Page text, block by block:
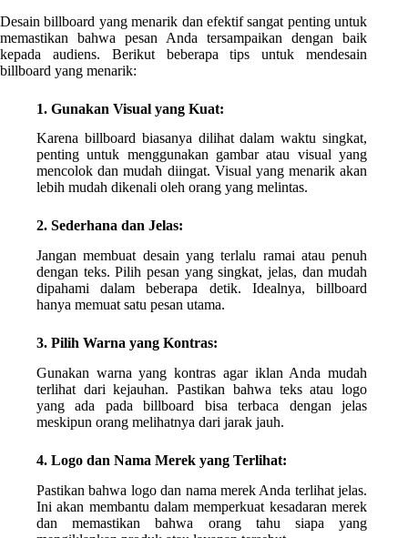
Desain billboard yang menarik dan efektif sangat penting untuk
memastikan bahwa pesan Anda tersampaikan dengan baik
kepada audiens. Berikut beberapa tips untuk mendesain
billboard yang menarik:
1. Gunakan Visual yang Kuat:
Karena billboard biasanya dilihat dalam waktu singkat,
penting untuk menggunakan gambar atau visual yang
mencolok dan mudah diingat. Visual yang menarik akan
lebih mudah dikenali oleh orang yang melintas.
2. Sederhana dan Jelas:
Jangan membuat desain yang terlalu ramai atau penuh
dengan teks. Pilih pesan yang singkat, jelas, dan mudah
dipahami dalam beberapa detik. Idealnya, billboard
hanya memuat satu pesan utama.
3. Pilih Warna yang Kontras:
Gunakan warna yang kontras agar iklan Anda mudah
terlihat dari kejauhan. Pastikan bahwa teks atau logo
yang ada pada billboard bisa terbaca dengan jelas
meskipun orang melihatnya dari jarak jauh.
4. Logo dan Nama Merek yang Terlihat:
Pastikan bahwa logo dan nama merek Anda terlihat jelas.
Ini akan membantu dalam memperkuat kesadaran merek
dan memastikan bahwa orang tahu siapa yang